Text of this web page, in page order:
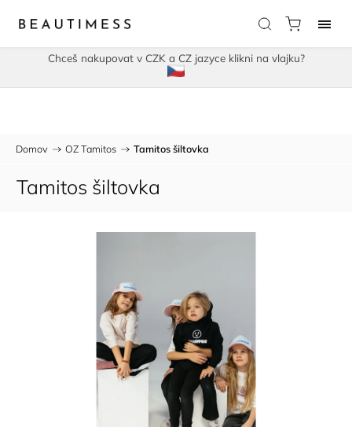
Chceš nakupovat v CZK a CZ jazyce klikni na vlajku?
Domov / OZ Tamitos / Tamitos šiltovka
Tamitos šiltovka